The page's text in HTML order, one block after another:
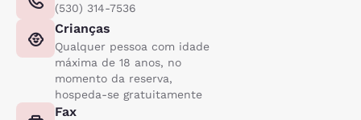
(530) 314-7536
Crianças
Qualquer pessoa com idade
máxima de 18 anos, no
momento da reserva,
hospeda-se gratuitamente
Fax